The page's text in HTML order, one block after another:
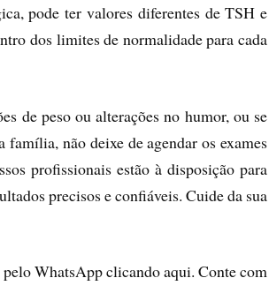
pode ter valores diferentes de TSH e
dos limites de normalidade para cada
de peso ou alterações no humor, ou se
não deixe de agendar os exames
profissionais estão à disposição para
precisos e confiáveis. Cuide da sua
pelo WhatsApp clicando aqui. Conte com